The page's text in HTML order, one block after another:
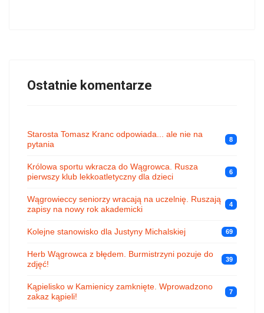
Ostatnie komentarze
Starosta Tomasz Kranc odpowiada... ale nie na
pytania
8
Królowa sportu wkracza do Wągrowca. Rusza
pierwszy klub lekkoatletyczny dla dzieci
6
Wągrowieccy seniorzy wracają na uczelnię. Ruszają
zapisy na nowy rok akademicki
4
Kolejne stanowisko dla Justyny Michalskiej 69
Herb Wągrowca z błędem. Burmistrzyni pozuje do
zdjęć!
39
Kąpielisko w Kamienicy zamknięte. Wprowadzono
zakaz kąpieli!
7